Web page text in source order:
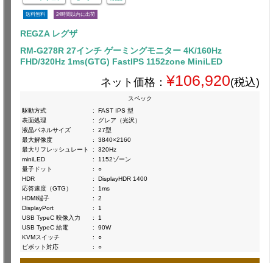
送料無料 24時間以内に出荷
REGZA レグザ
RM-G278R 27インチ ゲーミングモニター 4K/160Hz
FHD/320Hz 1ms(GTG) FastIPS 1152zone MiniLED
ネット価格： ¥106,920(税込)
スペック
駆動方式
:
FAST IPS 型
表面処理
:
グレア（光沢）
液晶パネルサイズ
:
27型
最大解像度
:
3840×2160
最大リフレッシュレート
:
320Hz
miniLED
:
1152ゾーン
量子ドット
:
○
HDR
:
DisplayHDR 1400
応答速度（GTG）
:
1ms
HDMI端子
:
2
DisplayPort
:
1
USB TypeC 映像入力
:
1
USB TypeC 給電
:
90W
KVMスイッチ
:
○
ピボット対応
: ○